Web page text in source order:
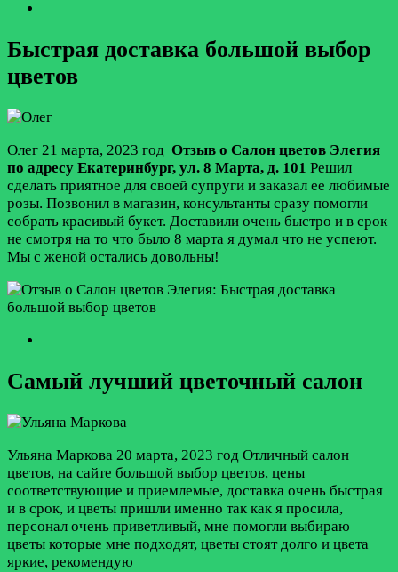
Быстрая доставка большой выбор
цветов
Олег 21 марта, 2023 год Отзыв о Салон цветов Элегия
по адресу Екатеринбург, ул. 8 Марта, д. 101 Решил
сделать приятное для своей супруги и заказал ее любимые
розы. Позвонил в магазин, консультанты сразу помогли
собрать красивый букет. Доставили очень быстро и в срок
не смотря на то что было 8 марта я думал что не успеют.
Мы с женой остались довольны!
Самый лучший цветочный салон
Ульяна Маркова 20 марта, 2023 год Отличный салон
цветов, на сайте большой выбор цветов, цены
соответствующие и приемлемые, доставка очень быстрая
и в срок, и цветы пришли именно так как я просила,
персонал очень приветливый, мне помогли выбираю
цветы которые мне подходят, цветы стоят долго и цвета
яркие, рекомендую